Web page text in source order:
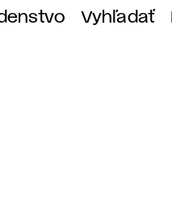
Vyhľadať